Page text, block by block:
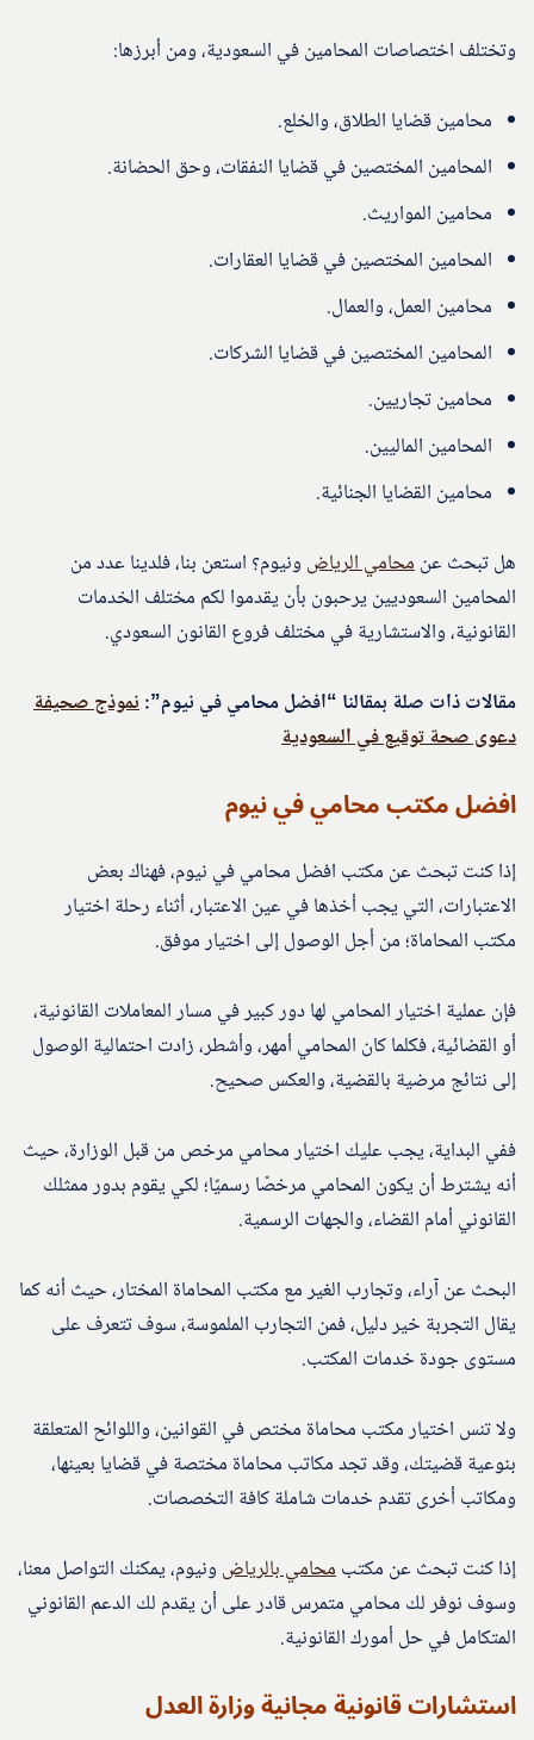
وتختلف اختصاصات المحامين في السعودية، ومن أبرزها:
محامين قضايا الطلاق، والخلع.
المحامين المختصين في قضايا النفقات، وحق الحضانة.
محامين المواريث.
المحامين المختصين في قضايا العقارات.
محامين العمل، والعمال.
المحامين المختصين في قضايا الشركات.
محامين تجاريين.
المحامين الماليين.
محامين القضايا الجنائية.
هل تبحث عنمحامي الرياض ونيوم؟ استعن بنا، فلدينا عدد من
المحامين السعوديين يرحبون بأن يقدموا لكم مختلف الخدمات
القانونية، والاستشارية في مختلف فروع القانون السعودي.
مقالات ذات صلة بمقالنا “افضل محامي في نيوم”:نموذج صحيفة
دعوى صحة توقيع في السعودية
افضل مكتب محامي في نيوم
إذا كنت تبحث عن مكتب افضل محامي في نيوم، فهناك بعض
الاعتبارات، التي يجب أخذها في عين الاعتبار، أثناء رحلة اختيار
مكتب المحاماة؛ من أجل الوصول إلى اختيار موفق.
فإن عملية اختيار المحامي لها دور كبير في مسار المعاملات القانونية،
أو القضائية، فكلما كان المحامي أمهر، وأشطر، زادت احتمالية الوصول
إلى نتائج مرضية بالقضية، والعكس صحيح.
ففي البداية، يجب عليك اختيار محامي مرخص من قبل الوزارة، حيث
أنه يشترط أن يكون المحامي مرخصًا رسميًا؛ لكي يقوم بدور ممثلك
القانوني أمام القضاء، والجهات الرسمية.
البحث عن آراء، وتجارب الغير مع مكتب المحاماة المختار، حيث أنه كما
يقال التجربة خير دليل، فمن التجارب الملموسة، سوف تتعرف على
مستوى جودة خدمات المكتب.
ولا تنس اختيار مكتب محاماة مختص في القوانين، واللوائح المتعلقة
بنوعية قضيتك، وقد تجد مكاتب محاماة مختصة في قضايا بعينها،
ومكاتب أخرى تقدم خدمات شاملة كافة التخصصات.
إذا كنت تبحث عن مكتبمحامي بالرياض ونيوم، يمكنك التواصل معنا،
وسوف نوفر لك محامي متمرس قادر على أن يقدم لك الدعم القانوني
المتكامل في حل أمورك القانونية.
استشارات قانونية مجانية وزارة العدل